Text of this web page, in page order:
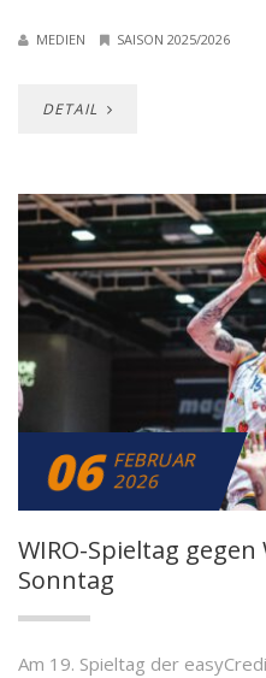
MEDIEN SAISON 2025/2026
DETAIL
06 FEBRUAR
2026
WIRO-Spieltag
Sonntag
Am 19. Spieltag der